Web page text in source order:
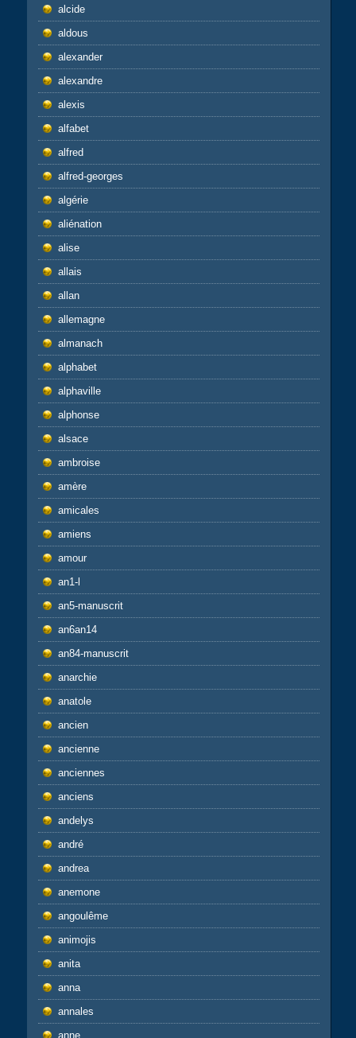
alcide
aldous
alexander
alexandre
alexis
alfabet
alfred
alfred-georges
algérie
aliénation
alise
allais
allan
allemagne
almanach
alphabet
alphaville
alphonse
alsace
ambroise
amère
amicales
amiens
amour
an1-l
an5-manuscrit
an6an14
an84-manuscrit
anarchie
anatole
ancien
ancienne
anciennes
anciens
andelys
andré
andrea
anemone
angoulême
animojis
anita
anna
annales
anne